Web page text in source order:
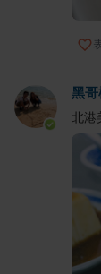
黑
北港